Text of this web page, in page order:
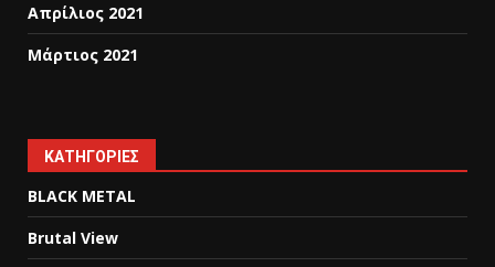
Απρίλιος 2021
Μάρτιος 2021
KΑΤΗΓΟΡΊΕΣ
BLACK METAL
Brutal View